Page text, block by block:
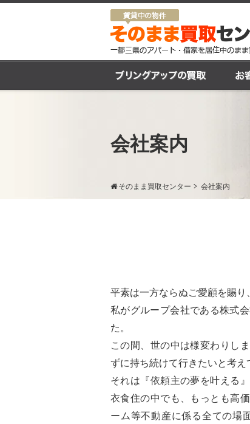
会社案内
そのまま買取センター 会社案内
平素は一方ならぬご愛顧を賜り
私がグループ会社である株式
た。
この間、世の中は様変わりし
ずに持ち続けて行きたいと考え
それは『依頼主の夢を叶える
衣食住の中でも、もっとも高
ーム等不動産に係る全ての場